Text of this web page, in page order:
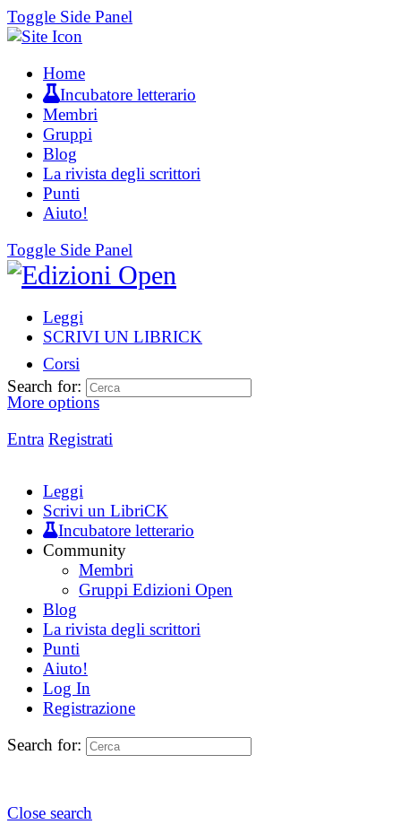
Toggle Side Panel
Home
Incubatore letterario
Membri
Gruppi
Blog
La rivista degli scrittori
Punti
Aiuto!
Toggle Side Panel
Leggi
SCRIVI UN LIBRICK
Corsi
More options
Entra Registrati
Search for:
Leggi
Scrivi un LibriCK
Incubatore letterario
Community
Membri
Gruppi Edizioni Open
Blog
La rivista degli scrittori
Punti
Aiuto!
Log In
Registrazione
Search for:
Close search